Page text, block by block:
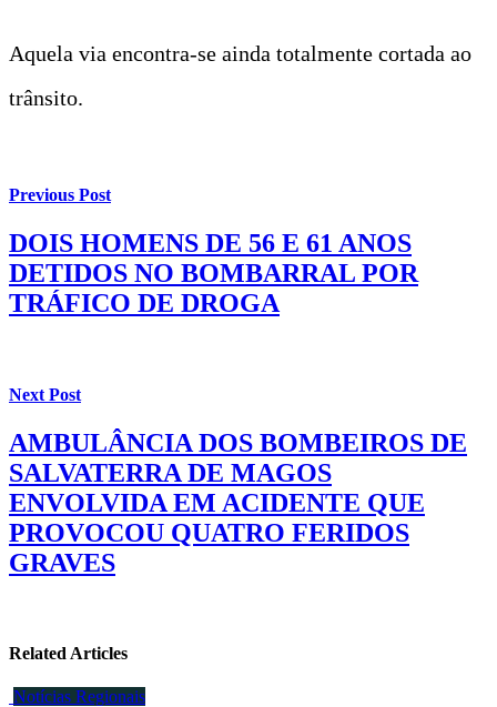
Aquela via encontra-se ainda totalmente cortada ao
trânsito.
Previous Post
DOIS HOMENS DE 56 E 61 ANOS
DETIDOS NO BOMBARRAL POR
TRÁFICO DE DROGA
Next Post
AMBULÂNCIA DOS BOMBEIROS DE
SALVATERRA DE MAGOS
ENVOLVIDA EM ACIDENTE QUE
PROVOCOU QUATRO FERIDOS
GRAVES
Related Articles
Notícias Regionais